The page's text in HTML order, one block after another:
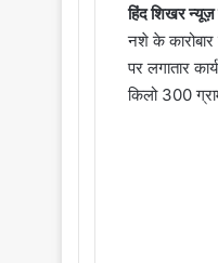
हिंद शिखर न्यूज़
नशे के कारोबार
पर लगातार
किलो 300